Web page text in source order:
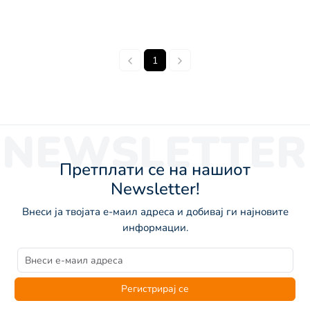
1
NEWSLETTER
Претплати се на нашиот
Newsletter!
Внеси ја твојата е-маил адреса и добивај ги најновите
информации.
Регистрирај се